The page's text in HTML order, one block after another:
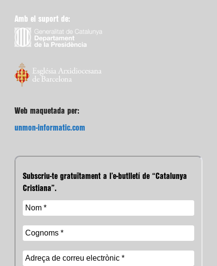
Amb el suport de:
Web maquetada per:
unmon-informatic.com
Subscriu-te gratuïtament a l’e-butlletí de “Catalunya
Cristiana”.